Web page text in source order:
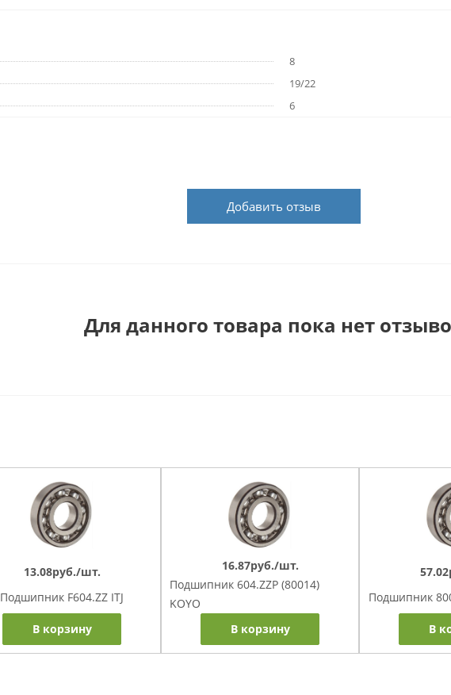
8
19/22
6
Добавить отзыв
Для данного товара пока нет
13.08руб./шт.
Подшипник F604.ZZ ITJ
В корзину
16.87руб./шт.
Подшипник 604.ZZP (80014)
KOYO
В корзину
Подшипник
В